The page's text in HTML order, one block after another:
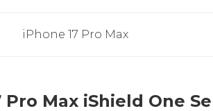
iPhone 17 Pro Max
Max iShield One